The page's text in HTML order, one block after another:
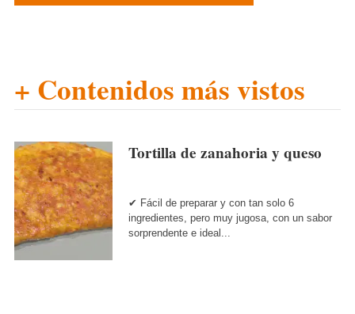
+ Contenidos más vistos
Tortilla de zanahoria y queso
✔ Fácil de preparar y con tan solo 6
ingredientes, pero muy jugosa, con un sabor
sorprendente e ideal...